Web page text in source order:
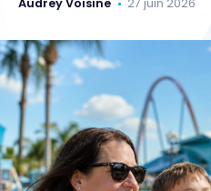
Audrey Voisine 27 juin 2026